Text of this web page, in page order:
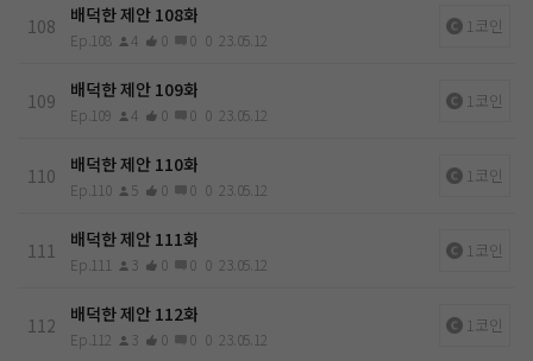
108 배덕한 제안 108화
Ep.108 4 0 0 0 23.05.12
1코인
109 배덕한 제안 109화
Ep.109 4 0 0 0 23.05.12
1코인
110 배덕한 제안 110화
Ep.110 5 0 0 0 23.05.12
1코인
111 배덕한 제안 111화
Ep.111 3 0 0 0 23.05.12
1코인
112 배덕한 제안 112화
Ep.112 3 0 0 0 23.05.12
1코인